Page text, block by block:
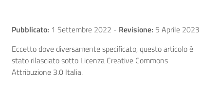
Pubblicato: 1 Settembre 2022 - Revisione: 5 Aprile 2023
Eccetto dove diversamente specificato, questo articolo è
stato rilasciato sotto Licenza Creative Commons
Attribuzione 3.0 Italia.